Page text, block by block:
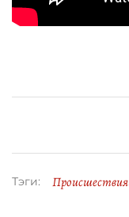
Тэги: Происшествия